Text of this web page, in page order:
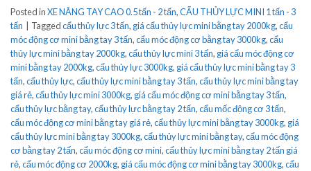
Posted inXE NÂNG TAY CAO 0.5 tấn - 2 tấn,CẨU THỦY LỰC MINI 1 tấn - 3
tấn
Taggedcẩu thủy lực 3 tấn, giá cẩu thủy lực mini bằng tay 2000kg,cẩu
móc động cơ mini bằng tay 3 tấn,cẩu móc động cơ bằng tay 3000kg,cẩu
thủy lực mini bằng tay 2000kg,cẩu thủy lực mini 3 tấn, giá cẩu móc động cơ
mini bằng tay 2000kg,cẩu thủy lực 3000kg, giá cẩu thủy lực mini bằng tay 3
tấn,cẩu thủy lực,cẩu thủy lực mini bằng tay 3 tấn,cẩu thủy lực mini bằng tay
giá rẻ,cẩu thủy lực mini 3000kg, giá cẩu móc động cơ mini bằng tay 3 tấn,
cẩu thủy lực bằng tay,cẩu thủy lực bằng tay 2 tấn,cẩu mốc động cơ 3 tấn,
cẩu móc động cơ mini bằng tay giá rẻ,cẩu thủy lực mini bằng tay 3000kg, giá
cẩu thủy lực mini bằng tay 3000kg,cẩu thủy lực mini bằng tay,cẩu móc động
cơ bằng tay 2 tấn,cẩu móc động cơ mini,cẩu thủy lực mini bằng tay 2 tấn giá
rẻ,cẩu móc động cơ 2000kg, giá cẩu móc động cơ mini bằng tay 3000kg,cẩu